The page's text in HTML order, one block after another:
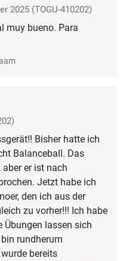
2025 (TOGU-410202)
muy bueno. Para
Bisher hatte ich
Balanceball. Das
er ist nach
Jetzt habe ich
den ich aus der
zu vorher!!! Ich habe
Übungen lassen sich
rundherum
bereits